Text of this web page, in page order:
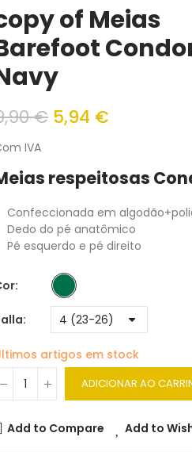
of Meias
€ 5,94 €
IVA
respeitosas
Confeccionada em
Dedo do pé anatômico
Pé esquerdo e pé direito
artigos em stock
ADICIONAR AO
Add to Compare Add to